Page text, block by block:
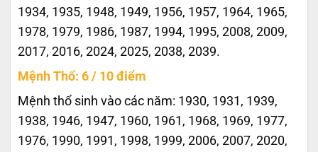
1934, 1935, 1948, 1949, 1956, 1957, 1964, 1965,
1978, 1979, 1986, 1987, 1994, 1995, 2008, 2009,
2017, 2016, 2024, 2025, 2038, 2039.
Mệnh Thổ: 6 / 10 điểm
Mệnh thổ sinh vào các năm: 1930, 1931, 1939,
1938, 1946, 1947, 1960, 1961, 1968, 1969, 1977,
1976, 1990, 1991, 1998, 1999, 2006, 2007, 2020,